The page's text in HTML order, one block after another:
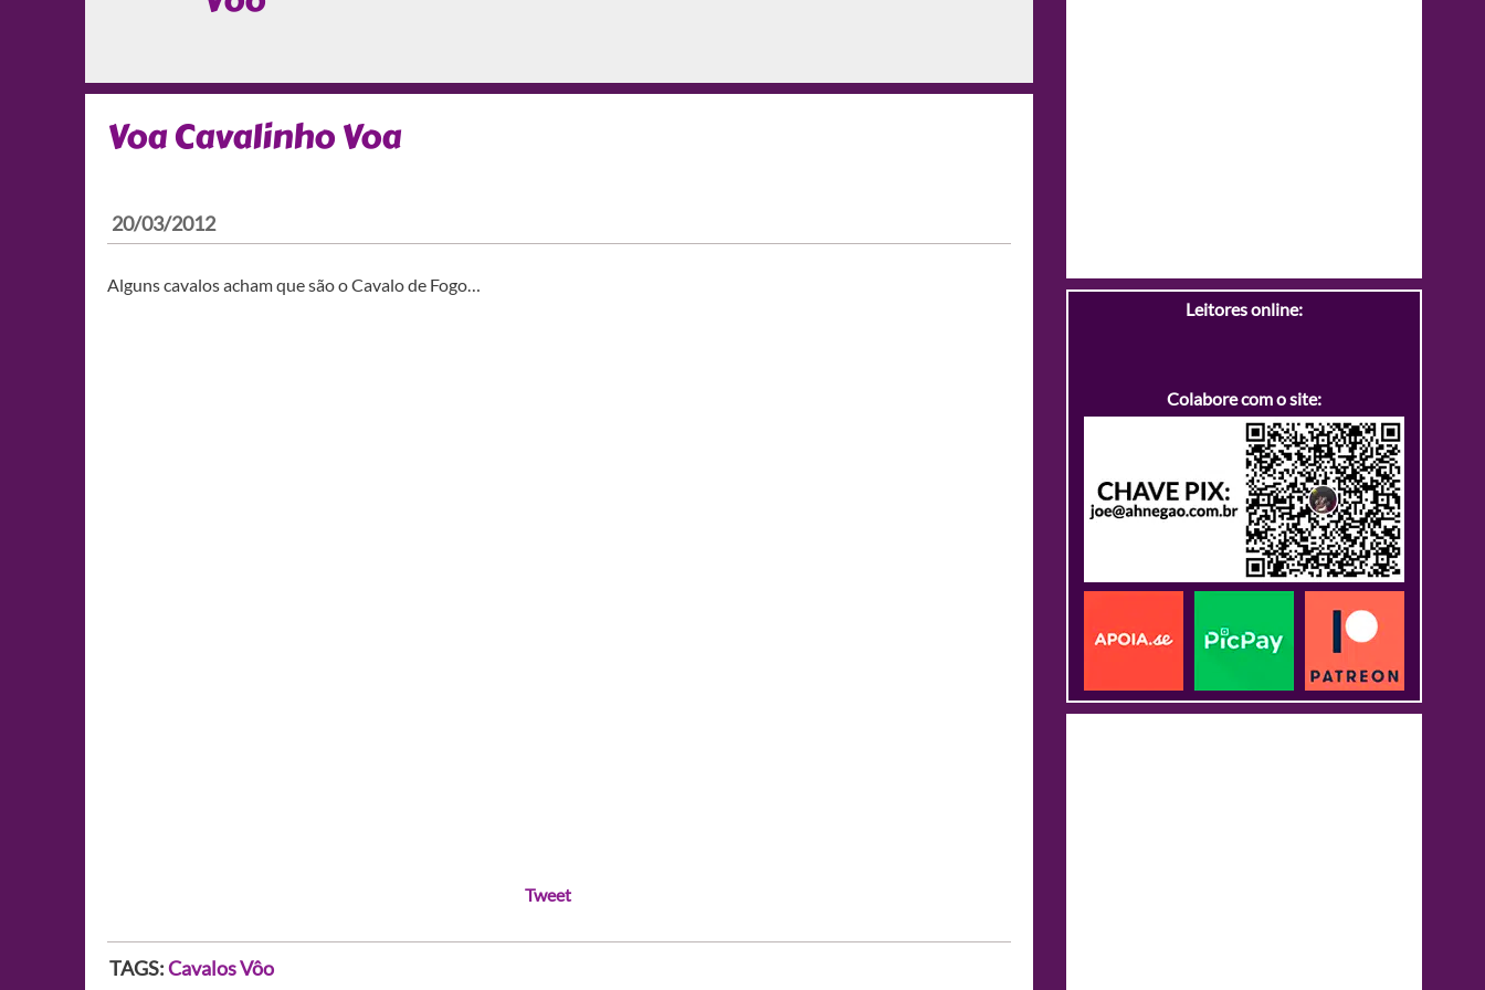
Voa Cavalinho Voa
20/03/2012
Alguns cavalos acham que são o Cavalo de Fogo…
Tweet
TAGS:CavalosVôo
Leitores online:
Colabore com o site: